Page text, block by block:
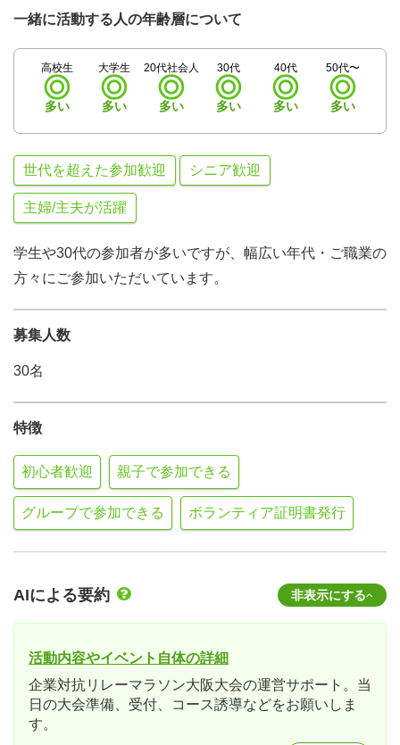
一緒に活動する人の年齢層について
高校生
多い
大学生
多い
20代社会人
多い
30代
多い
40代
多い
50代〜
多い
世代を超えた参加歓迎 シニア歓迎
主婦/主夫が活躍
学生や30代の参加者が多いですが、幅広い年代・ご職業の
方々にご参加いただいています。
募集人数
30名
特徴
初心者歓迎 親子で参加できる
グループで参加できる ボランティア証明書発行
AIによる要約 非表示にする
活動内容やイベント自体の詳細
企業対抗リレーマラソン大阪大会の運営サポート。当
日の大会準備、受付、コース誘導などをお願いしま
す。